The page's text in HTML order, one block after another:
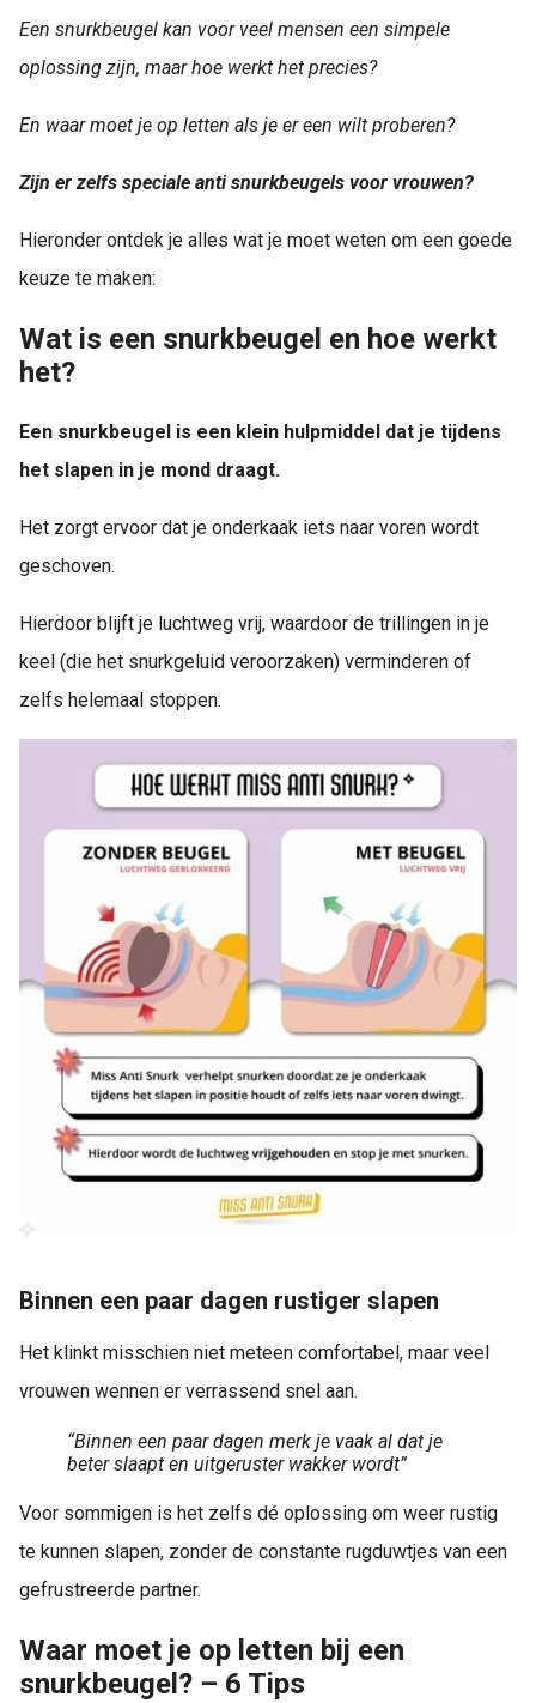
Een snurkbeugel kan voor veel mensen een simpele
oplossing zijn, maar hoe werkt het precies?
En waar moet je op letten als je er een wilt proberen?
Zijn er zelfs speciale anti snurkbeugels voor vrouwen?
Hieronder ontdek je alles wat je moet weten om een goede
keuze te maken:
Wat is een snurkbeugel en hoe werkt
het?
Een snurkbeugel is een klein hulpmiddel dat je tijdens
het slapen in je mond draagt.
Het zorgt ervoor dat je onderkaak iets naar voren wordt
geschoven.
Hierdoor blijft je luchtweg vrij, waardoor de trillingen in je
keel (die het snurkgeluid veroorzaken) verminderen of
zelfs helemaal stoppen.
Binnen een paar dagen rustiger slapen
Het klinkt misschien niet meteen comfortabel, maar veel
vrouwen wennen er verrassend snel aan.
“Binnen een paar dagen merk je vaak al dat je
beter slaapt en uitgeruster wakker wordt”
Voor sommigen is het zelfs dé oplossing om weer rustig
te kunnen slapen, zonder de constante rugduwtjes van een
gefrustreerde partner.
Waar moet je op letten bij een
snurkbeugel? – 6 Tips